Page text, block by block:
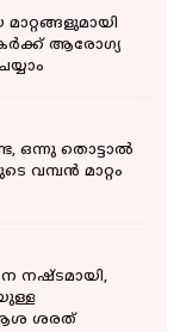
ആരോഗ്യ
ഒന്നു തൊട്ടാൽ
വമ്പൻ മാറ്റം
നഷ്ടമായി,
ശരത്